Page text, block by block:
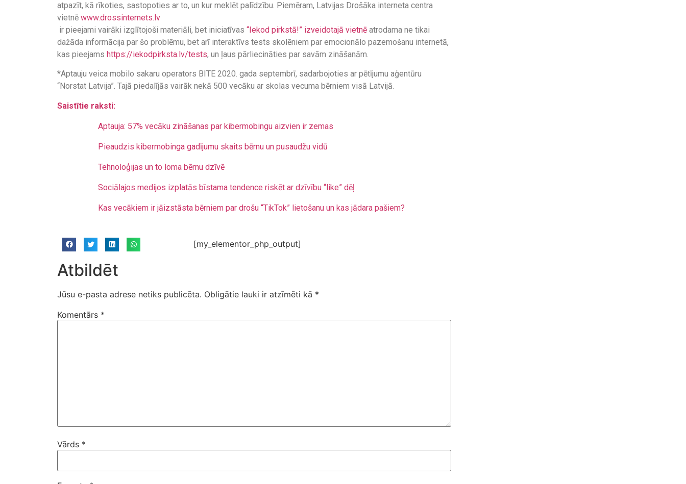
atpazīt, kā rīkoties, sastopoties ar to, un kur meklēt palīdzību. Piemēram, Latvijas Drošāka interneta centra
vietnē www.drossinternets.lv
ir pieejami vairāki izglītojoši materiāli, bet iniciatīvas “Iekod pirkstā!” izveidotajā vietnē atrodama ne tikai
dažāda informācija par šo problēmu, bet arī interaktīvs tests skolēniem par emocionālo pazemošanu internetā,
kas pieejams https://iekodpirksta.lv/tests, un ļaus pārliecināties par savām zināšanām.
*Aptauju veica mobilo sakaru operators BITE 2020. gada septembrī, sadarbojoties ar pētījumu aģentūru
“Norstat Latvija”. Tajā piedalījās vairāk nekā 500 vecāku ar skolas vecuma bērniem visā Latvijā.
Saistītie raksti:
Aptauja: 57% vecāku zināšanas par kibermobingu aizvien ir zemas
Pieaudzis kibermobinga gadījumu skaits bērnu un pusaudžu vidū
Tehnoloģijas un to loma bērnu dzīvē
Sociālajos medijos izplatās bīstama tendence riskēt ar dzīvību “like” dēļ
Kas vecākiem ir jāizstāsta bērniem par drošu “TikTok” lietošanu un kas jādara pašiem?
[my_elementor_php_output]
Atbildēt
Jūsu e-pasta adrese netiks publicēta. Obligātie lauki ir atzīmēti kā *
Komentārs *
Vārds *